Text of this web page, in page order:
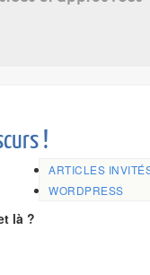
!
ARTICLES
WORDPRESS
là ?